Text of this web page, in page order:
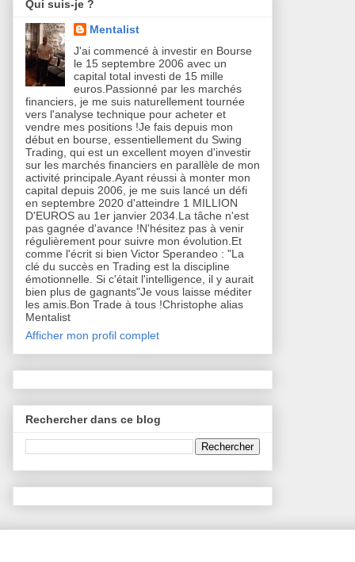
Qui suis-je ?
Mentalist
J'ai commencé à investir en Bourse
le 15 septembre 2006 avec un
capital total investi de 15 mille
euros.Passionné par les marchés
financiers, je me suis naturellement tournée
vers l'analyse technique pour acheter et
vendre mes positions !Je fais depuis mon
début en bourse, essentiellement du Swing
Trading, qui est un excellent moyen d'investir
sur les marchés financiers en parallèle de mon
activité principale.Ayant réussi à monter mon
capital depuis 2006, je me suis lancé un défi
en septembre 2020 d'atteindre 1 MILLION
D'EUROS au 1er janvier 2034.La tâche n'est
pas gagnée d'avance !N'hésitez pas à venir
régulièrement pour suivre mon évolution.Et
comme l'écrit si bien Victor Sperandeo : "La
clé du succès en Trading est la discipline
émotionnelle. Si c'était l'intelligence, il y aurait
bien plus de gagnants"Je vous laisse méditer
les amis.Bon Trade à tous !Christophe alias
Mentalist
Afficher mon profil complet
Rechercher dans ce blog